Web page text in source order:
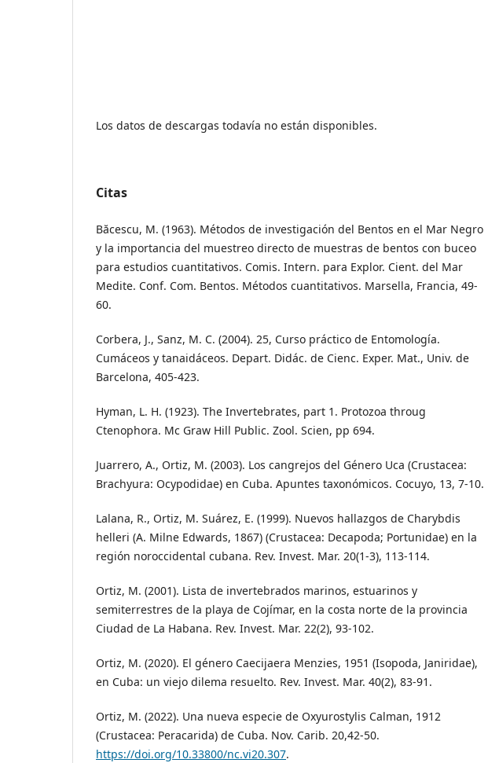
Los datos de descargas todavía no están disponibles.
Citas
Băcescu, M. (1963). Métodos de investigación del Bentos en el Mar Negro
y la importancia del muestreo directo de muestras de bentos con buceo
para estudios cuantitativos. Comis. Intern. para Explor. Cient. del Mar
Medite. Conf. Com. Bentos. Métodos cuantitativos. Marsella, Francia, 49-
60.
Corbera, J., Sanz, M. C. (2004). 25, Curso práctico de Entomología.
Cumáceos y tanaidáceos. Depart. Didác. de Cienc. Exper. Mat., Univ. de
Barcelona, 405-423.
Hyman, L. H. (1923). The Invertebrates, part 1. Protozoa throug
Ctenophora. Mc Graw Hill Public. Zool. Scien, pp 694.
Juarrero, A., Ortiz, M. (2003). Los cangrejos del Género Uca (Crustacea:
Brachyura: Ocypodidae) en Cuba. Apuntes taxonómicos. Cocuyo, 13, 7-10.
Lalana, R., Ortiz, M. Suárez, E. (1999). Nuevos hallazgos de Charybdis
helleri (A. Milne Edwards, 1867) (Crustacea: Decapoda; Portunidae) en la
región noroccidental cubana. Rev. Invest. Mar. 20(1-3), 113-114.
Ortiz, M. (2001). Lista de invertebrados marinos, estuarinos y
semiterrestres de la playa de Cojímar, en la costa norte de la provincia
Ciudad de La Habana. Rev. Invest. Mar. 22(2), 93-102.
Ortiz, M. (2020). El género Caecijaera Menzies, 1951 (Isopoda, Janiridae),
en Cuba: un viejo dilema resuelto. Rev. Invest. Mar. 40(2), 83-91.
Ortiz, M. (2022). Una nueva especie de Oxyurostylis Calman, 1912
(Crustacea: Peracarida) de Cuba. Nov. Carib. 20,42-50.
https://doi.org/10.33800/nc.vi20.307.